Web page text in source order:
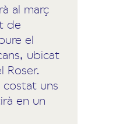
al març
de
el
ubicat
Roser.
uns
en un